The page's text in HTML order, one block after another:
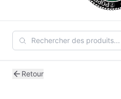
Retour